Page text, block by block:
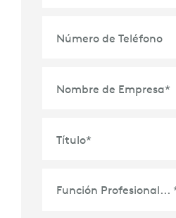
Número de Teléfono
Nombre de Empresa*
Título*